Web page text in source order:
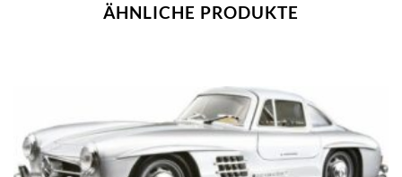
ÄHNLICHE PRODUKTE